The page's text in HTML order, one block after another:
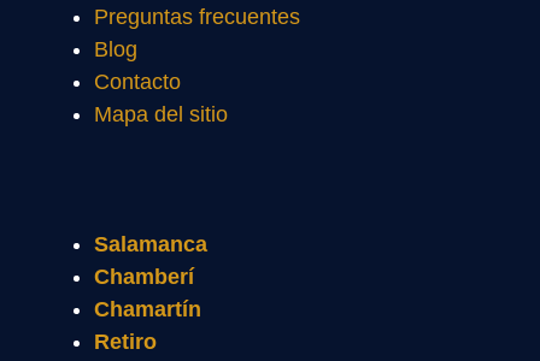
Preguntas frecuentes
Blog
Contacto
Mapa del sitio
Salamanca
Chamberí
Chamartín
Retiro